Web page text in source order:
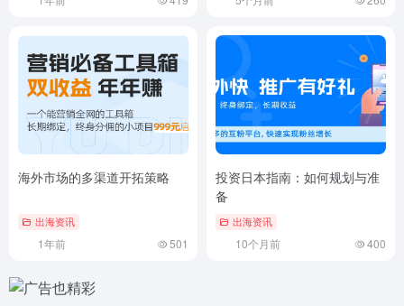
海外市场的多渠道开拓策略
出海资讯
1年前 501
投资日本指南：如何规划与准
备
出海资讯
10个月前 400